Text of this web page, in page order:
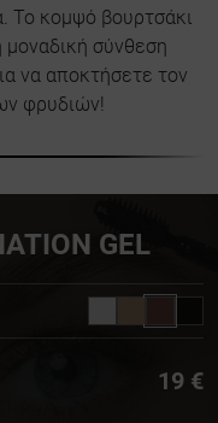
Το κομψό βουρτσάκι
μοναδική σύνθεση
να αποκτήσετε τον
φρυδιών!
GEL
19 €